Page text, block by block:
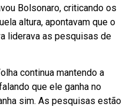
Bolsonaro, criticando os
altura, apontavam que o
liderava as pesquisas de
continua mantendo a
que ele ganha no
sim. As pesquisas estão